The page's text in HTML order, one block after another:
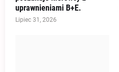
uprawnieniami B+E.
Lipiec 31, 2026